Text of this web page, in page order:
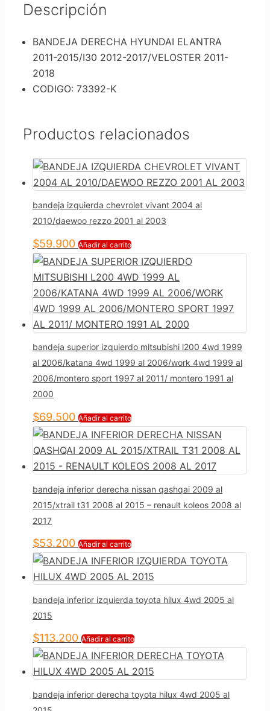
Descripción
BANDEJA DERECHA HYUNDAI ELANTRA
2011-2015/I30 2012-2017/VELOSTER 2011-
2018
CODIGO: 73392-K
Productos relacionados
bandeja izquierda chevrolet vivant 2004 al
2010/daewoo rezzo 2001 al 2003
$59.900 Añadir al carrito
bandeja superior izquierdo mitsubishi l200 4wd 1999
al 2006/katana 4wd 1999 al 2006/work 4wd 1999 al
2006/montero sport 1997 al 2011/ montero 1991 al
2000
$69.500 Añadir al carrito
bandeja inferior derecha nissan qashqai 2009 al
2015/xtrail t31 2008 al 2015 – renault koleos 2008 al
2017
$53.200 Añadir al carrito
bandeja inferior izquierda toyota hilux 4wd 2005 al
2015
$113.200 Añadir al carrito
bandeja inferior derecha toyota hilux 4wd 2005 al